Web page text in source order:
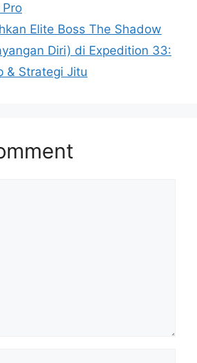
Elite Boss The Shadow
Diri) di Expedition 33:
& Strategi Jitu